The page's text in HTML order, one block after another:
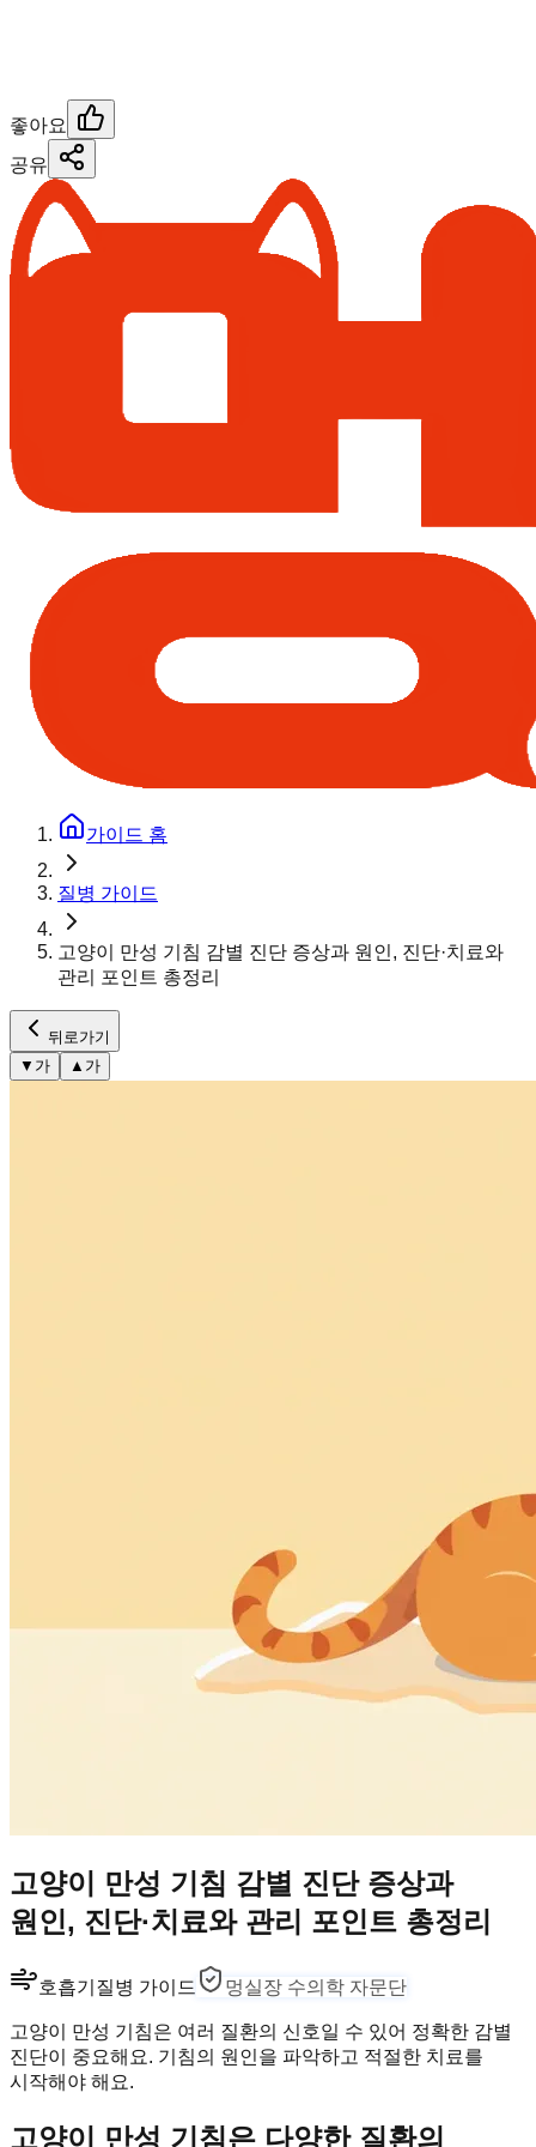
좋아요
공유
가이드 홈
질병 가이드
고양이 만성 기침 감별 진단 증상과 원인, 진단·치료와
관리 포인트 총정리
뒤로가기
▼ 가 ▲ 가
고양이 만성 기침 감별 진단 증상과
원인, 진단·치료와 관리 포인트 총정리
호흡기 질병 가이드 멍실장 수의학 자문단
고양이 만성 기침은 여러 질환의 신호일 수 있어 정확한 감별
진단이 중요해요. 기침의 원인을 파악하고 적절한 치료를
시작해야 해요.
고양이 만성 기침은 다양한 질환의